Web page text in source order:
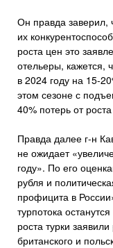
Он правда заверил,
их
роста цен это
отельеры, кажется,
в 2024 году на 15-
этом сезоне с
40% потерь от
Правда далее г-н
не ожидает
году». По его
рубля и
профицита в
турпотока
роста турки
британского и